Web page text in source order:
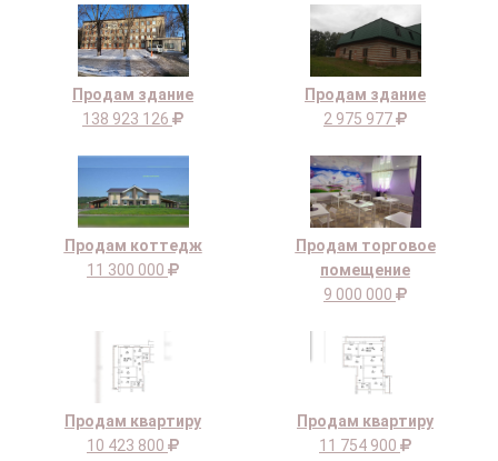
Продам здание
138 923 126
Продам здание
2 975 977
Продам коттедж
11 300 000
Продам торговое
помещение
9 000 000
Продам квартиру
10 423 800
Продам квартиру
11 754 900